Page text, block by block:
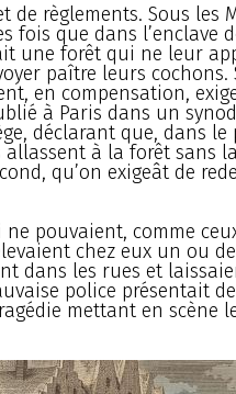
de règlements. Sous les
fois que dans l’enclave
une forêt qui ne leur
paître leurs
en compensation,
à Paris dans un
déclarant que, dans le
à la forêt sans
qu’on exigeât de
pouvaient, comme
chez eux un ou
dans les rues et
police présentait
mettant en scène